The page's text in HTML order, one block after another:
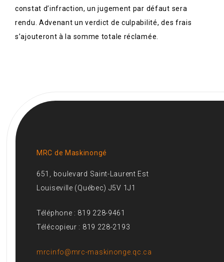
constat d’infraction, un jugement par défaut sera
rendu. Advenant un verdict de culpabilité, des frais
s’ajouteront à la somme totale réclamée.
MRC de Maskinongé
651, boulevard Saint-Laurent Est
Louiseville (Québec) J5V 1J1
Téléphone : 819 228-9461
Télécopieur : 819 228-2193
mrcinfo@mrc-maskinonge.qc.ca